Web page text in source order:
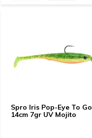
Spro Iris Pop-Eye To Go
14cm 7gr UV Mojito